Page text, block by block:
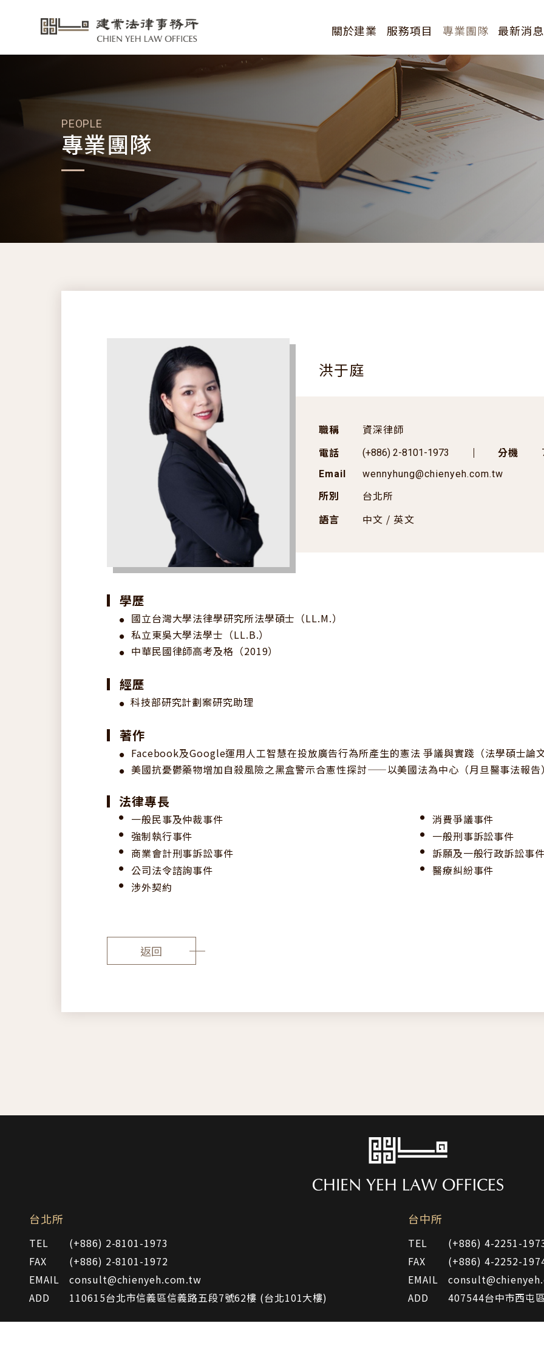
關於建業
歷史沿革
簡介下載
服務項目 專業團隊 最新消息
全部分類
研討會訊
訊息發表
PEOPLE
專業團隊
洪于庭
職稱
資深律師
電話
(+886) 2-8101-1973 分機
Email
wennyhung@chienyeh.com.tw
所別
台北所
語言
中文 / 英文
▎ 學歷
● 國立台灣大學法律學研究所法學碩士（LL.M.）
● 私立東吳大學法學士（LL.B.）
● 中華民國律師高考及格（2019）
▎ 經歷
● 科技部研究計劃案研究助理
▎ 著作
● Facebook及Google運用人工智慧在投放廣告行為所產生的憲法 爭議與實踐（法學碩士論
● 美國抗憂鬱藥物增加自殺風險之黑盒警示合憲性探討——以美國法為中心（月旦醫事法報告
法律專長
一般民事及仲裁事件
消費爭議事件
強制執行事件
一般刑事訴訟事件
商業會計刑事訴訟事件
訴願及一般行政訴訟事
公司法令諮詢事件
醫療糾紛事件
涉外契約
返回
台北所
TEL
(+886) 2-8101-1973
FAX
(+886) 2-8101-1972
EMAIL
consult@chienyeh.com.tw
ADD
110615台北市信義區信義路五段7號62樓 (台北101大樓)
台中所
TEL
(+886) 4-2251-
FAX
(+886) 4-2252-
EMAIL
ADD
407544台中市西屯
關於建業 服務項目 專業團隊 最新消息 法律情報 ESG專區 聯絡我們 隱私權聲